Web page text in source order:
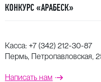
КОНКУРС «АРАБЕСК»
Касса: +7 (342) 212-30-87
Пермь, Петропавловская,
Написать нам